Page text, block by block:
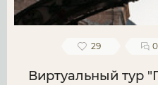
29 0
Виртуальный тур